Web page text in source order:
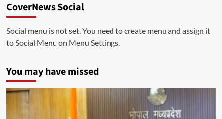
CoverNews Social
Social menu is not set. You need to create menu and assign it
to Social Menu on Menu Settings.
You may have missed